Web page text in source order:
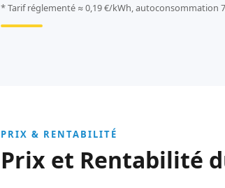
* Tarif réglementé ≈ 0,19 €/kWh, autoconsommation
PRIX & RENTABILITÉ
Prix et Rentabilité